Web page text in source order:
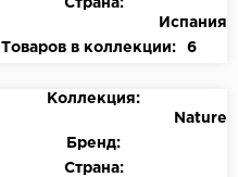
Страна:
Испания
Товаров в коллекции:
6
Коллекция:
Nature
Бренд:
Страна: